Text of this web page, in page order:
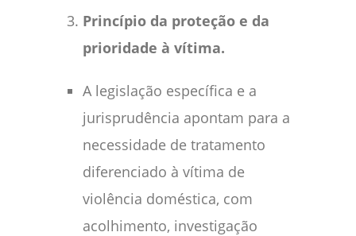
Princípio da proteção e da
prioridade à vítima.
A legislação específica e a
jurisprudência apontam para a
necessidade de tratamento
diferenciado à vítima de
violência doméstica, com
acolhimento, investigação